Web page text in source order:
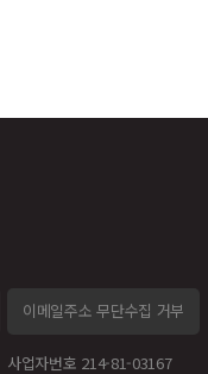
이메일주소 무단수집 거부
사업자번호 214-81-03167